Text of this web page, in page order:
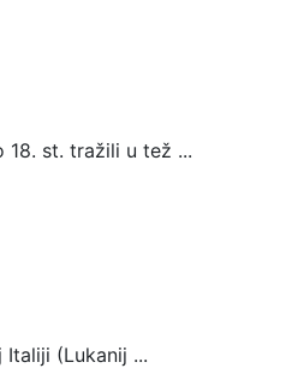
18. st. tražili u tež ...
(Lukanij ...